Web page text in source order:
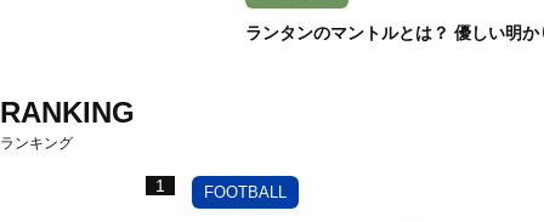
ランタンのマントルとは？ 優しい明
RANKING
ランキング
1 FOOTBALL